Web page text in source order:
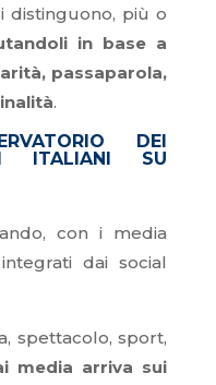
distinguono, più o
in base a
passaparola,
.
DEI
ITALIANI SU
con i media
dai social
spettacolo, sport,
media arriva sui